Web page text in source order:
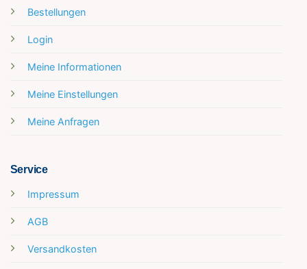
Bestellungen
Login
Meine Informationen
Meine Einstellungen
Meine Anfragen
Service
Impressum
AGB
Versandkosten